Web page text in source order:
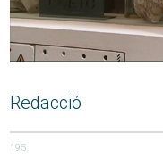
Redacció
195